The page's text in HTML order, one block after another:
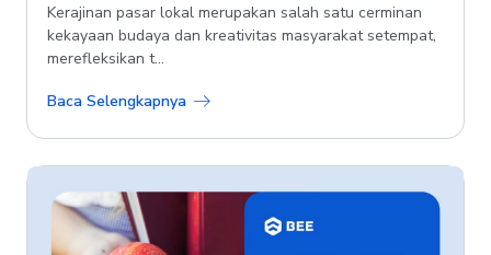
Kerajinan pasar lokal merupakan salah satu cerminan
kekayaan budaya dan kreativitas masyarakat setempat,
merefleksikan t...
Baca Selengkapnya